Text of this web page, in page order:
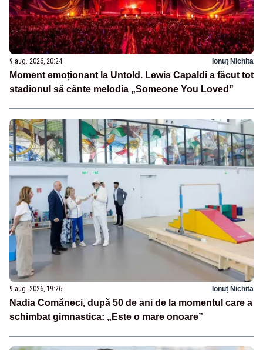
9 aug. 2026, 20:24 Ionuț Nichita
Moment emoționant la Untold. Lewis Capaldi a făcut tot
stadionul să cânte melodia „Someone You Loved”
9 aug. 2026, 19:26 Ionuț Nichita
Nadia Comăneci, după 50 de ani de la momentul care a
schimbat gimnastica: „Este o mare onoare”